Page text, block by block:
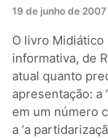
19 de junho de 2007
O livro Midiático
informativa, de
atual quanto
apresentação: a
em um número
a ‘a